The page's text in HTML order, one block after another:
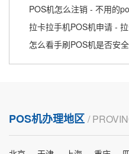
POS机怎么注销 - 不用的
拉卡拉手机POS机申请 -
怎么看手刷POS机是否安
POS机办理地区 /